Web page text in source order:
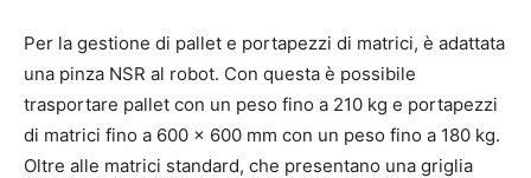
Per la gestione di pallet e portapezzi di matrici, è adattata
una pinza NSR al robot. Con questa è possibile
trasportare pallet con un peso fino a 210 kg e portapezzi
di matrici fino a 600 x 600 mm con un peso fino a 180 kg.
Oltre alle matrici standard, che presentano una griglia